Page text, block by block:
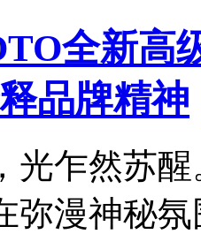
全新高
品牌精神
光乍然苏
弥漫神秘